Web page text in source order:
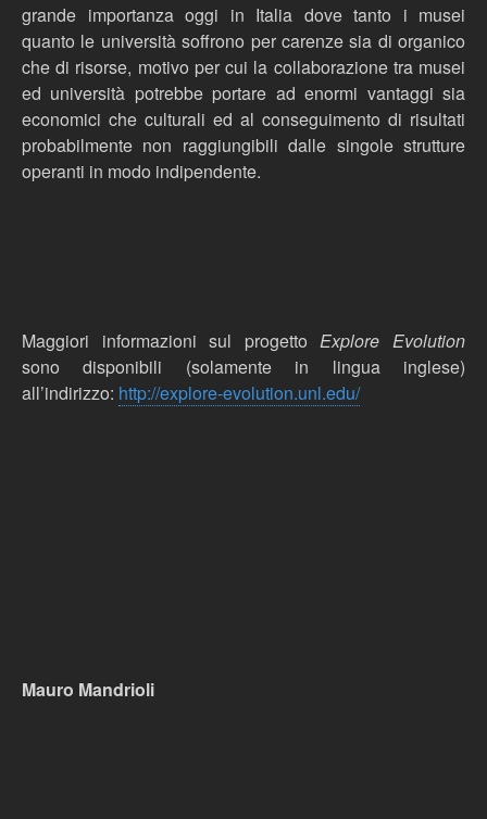
grande importanza oggi in Italia dove tanto i musei
quanto le università soffrono per carenze sia di organico
che di risorse, motivo per cui la collaborazione tra musei
ed università potrebbe portare ad enormi vantaggi sia
economici che culturali ed al conseguimento di risultati
probabilmente non raggiungibili dalle singole strutture
operanti in modo indipendente.
Maggiori informazioni sul progettoExplore Evolution
sono disponibili (solamente in lingua inglese)
all’indirizzo: http://explore-evolution.unl.edu/
Mauro Mandrioli